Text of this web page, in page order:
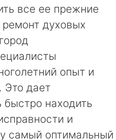
все ее прежние
духовых
опыт и
Это дает
находить
и
самый оптимальный